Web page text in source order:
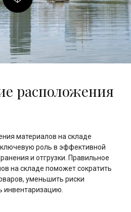
расположения
материалов на складе
роль в эффективной
и отгрузки. Правильное
на складе поможет сократить
уменьшить риски
инвентаризацию.